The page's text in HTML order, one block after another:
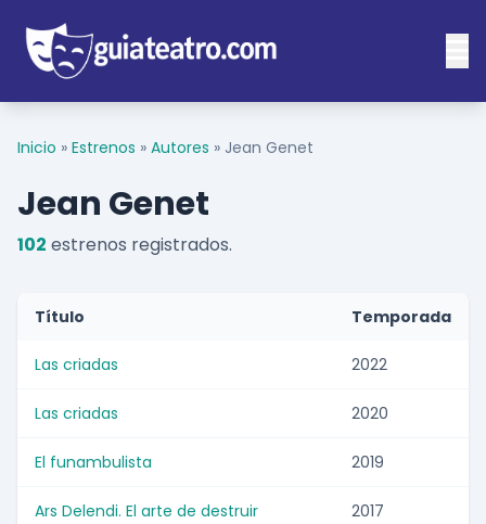
Inicio » Estrenos » Autores » Jean Genet
Jean Genet
102 estrenos registrados.
Título Temporada
Las criadas 2022
Las criadas 2020
El funambulista 2019
Ars Delendi. El arte de destruir 2017